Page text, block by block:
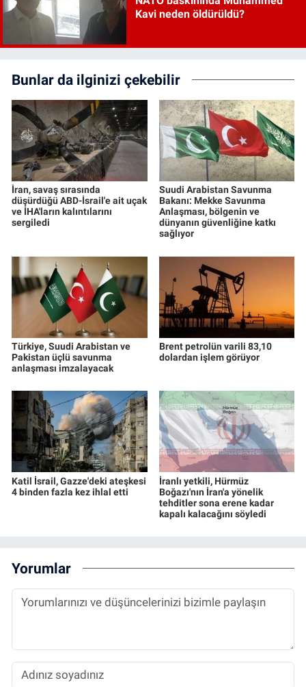
Kavi neden öldürüldü?
Bunlar da ilginizi çekebilir
İran, savaş sırasında
düşürdüğü ABD-İsrail'e ait uçak
ve İHA'ların kalıntılarını
sergiledi
Suudi Arabistan Savunma
Bakanı: Mekke Savunma
Anlaşması, bölgenin ve
dünyanın güvenliğine katkı
sağlıyor
Türkiye, Suudi Arabistan ve
Pakistan üçlü savunma
anlaşması imzalayacak
Brent petrolün varili 83,10
dolardan işlem görüyor
Katil İsrail, Gazze'deki ateşkesi
4 binden fazla kez ihlal etti
İranlı yetkili, Hürmüz
Boğazı'nın İran'a yönelik
tehditler sona erene kadar
kapalı kalacağını söyledi
Yorumlar